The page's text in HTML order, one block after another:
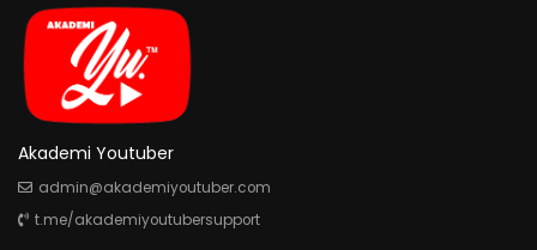
Akademi Youtuber
admin@akademiyoutuber.com
t.me/akademiyoutubersupport